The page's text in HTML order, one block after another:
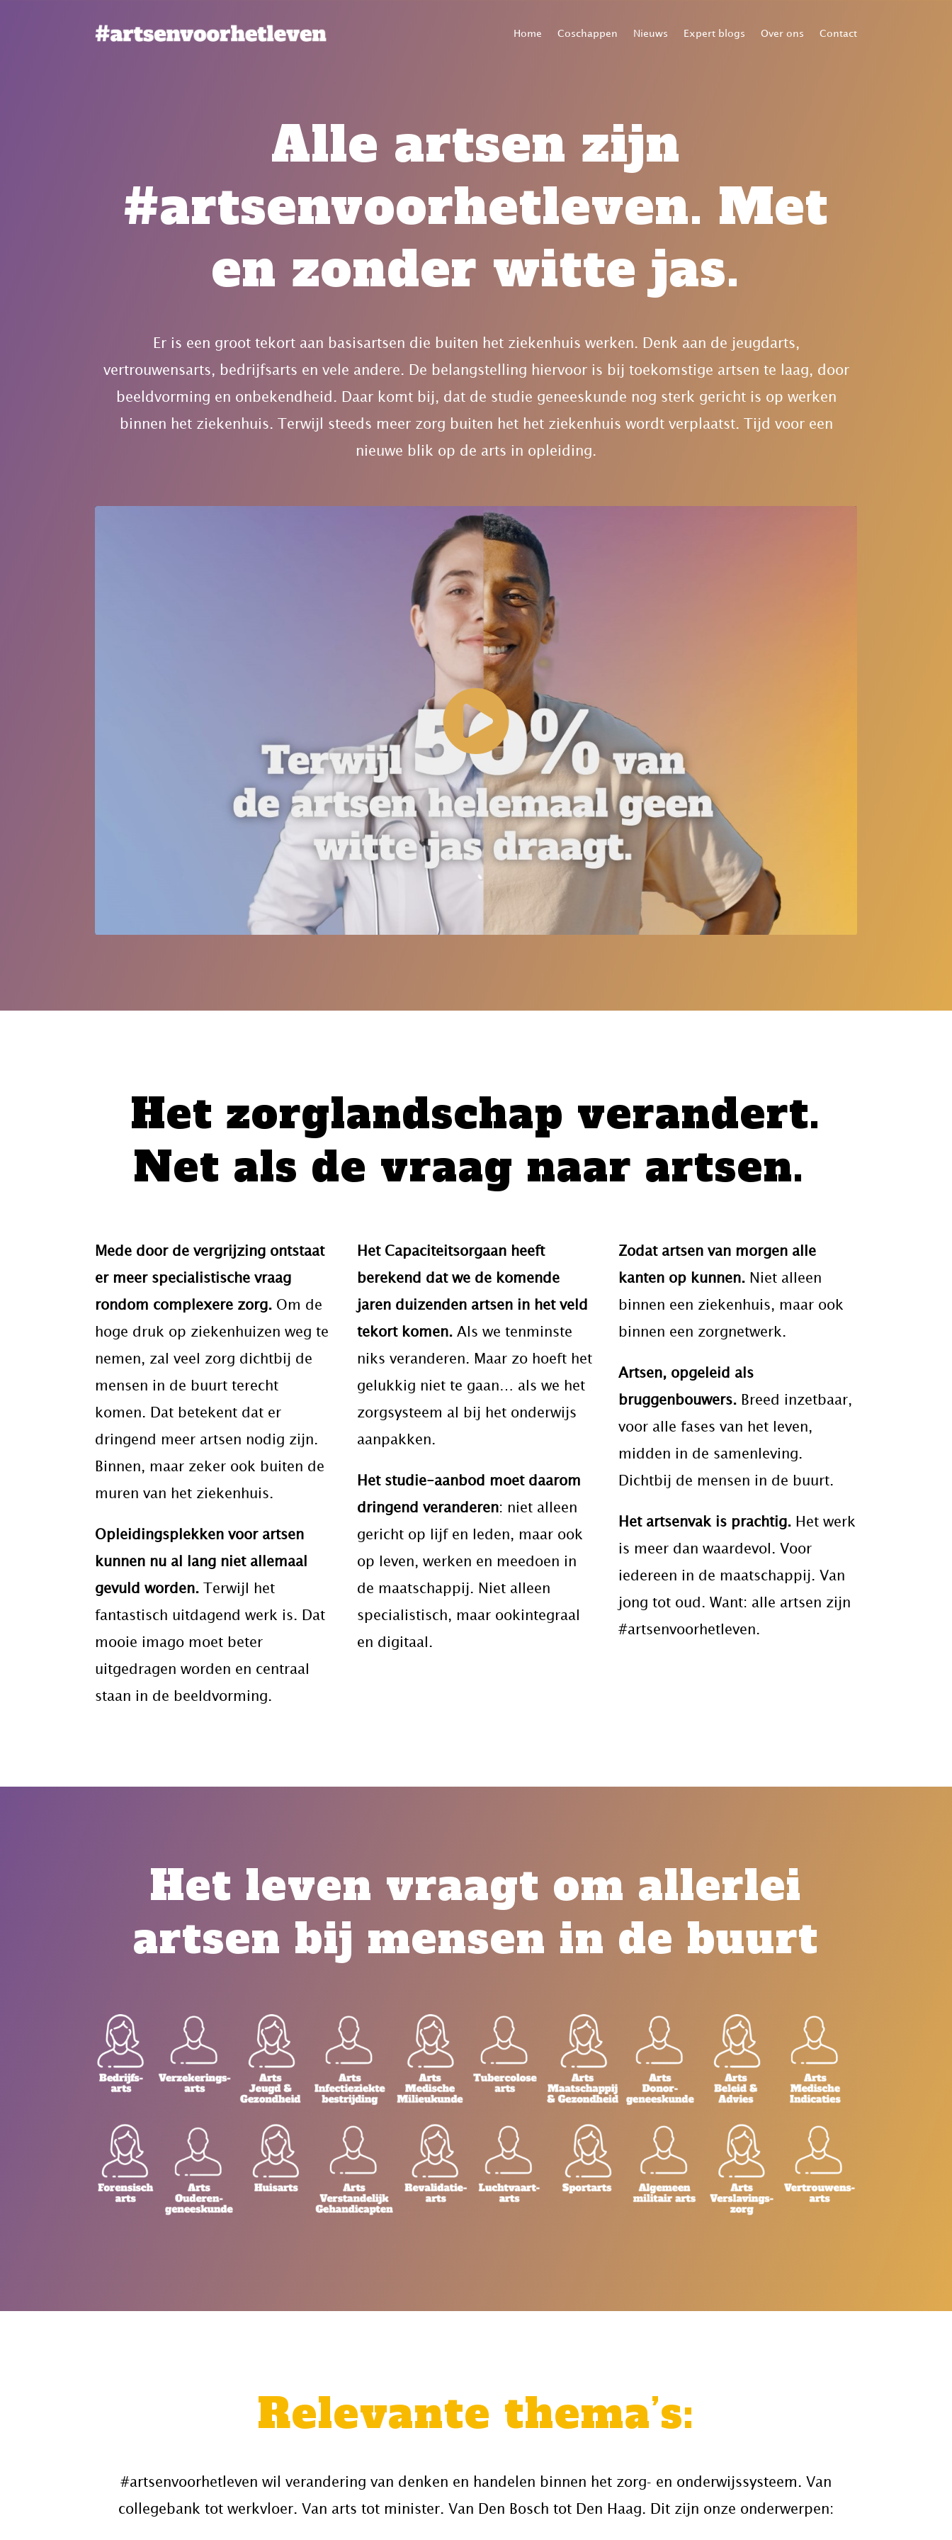
Home Coschappen Nieuws Expert blogs Over ons Contact
Alle artsen zijn
#artsenvoorhetleven. Met
en zonder witte jas.
Er is een groot tekort aan basisartsen die buiten het ziekenhuis werken. Denk aan de jeugdarts,
vertrouwensarts, bedrijfsarts en vele andere. De belangstelling hiervoor is bij toekomstige artsen te laag, door
beeldvorming en onbekendheid. Daar komt bij, dat de studie geneeskunde nog sterk gericht is op werken
binnen het ziekenhuis. Terwijl steeds meer zorg buiten het het ziekenhuis wordt verplaatst. Tijd voor een
nieuwe blik op de arts in opleiding.
Het zorglandschap verandert.
Net als de vraag naar artsen.
Mede door de vergrijzing ontstaat
er meer specialistische vraag
rondom complexere zorg. Om de
hoge druk op ziekenhuizen weg te
nemen, zal veel zorg dichtbij de
mensen in de buurt terecht
komen. Dat betekent dat er
dringend meer artsen nodig zijn.
Binnen, maar zeker ook buiten de
muren van het ziekenhuis.
Opleidingsplekken voor artsen
kunnen nu al lang niet allemaal
gevuld worden. Terwijl het
fantastisch uitdagend werk is. Dat
mooie imago moet beter
uitgedragen worden en centraal
staan in de beeldvorming.
Het Capaciteitsorgaan heeft
berekend dat we de komende
jaren duizenden artsen in het veld
tekort komen.Als we tenminste
niks veranderen. Maar zo hoeft het
gelukkig niet te gaan… als we het
zorgsysteem al bij het onderwijs
aanpakken.
Het studie-aanbod moet daarom
dringend veranderen: niet alleen
gericht op lijf en leden, maar ook
op leven, werken en meedoen in
de maatschappij. Niet alleen
specialistisch, maar ookintegraal
en digitaal .
Zodat artsen van morgen alle
kanten op kunnen.Niet alleen
binnen een ziekenhuis, maar ook
binnen een zorgnetwerk.
Artsen, opgeleid als
bruggenbouwers. Breed inzetbaar,
voor alle fases van het leven,
midden in de samenleving.
Dichtbij de mensen in de buurt.
Het artsenvak is prachtig.Het werk
is meer dan waardevol. Voor
iedereen in de maatschappij. Van
jong tot oud. Want: alle artsen zijn
#artsenvoorhetleven.
Het leven vraagt om allerlei
artsen bij mensen in de buurt
Relevante thema’s:
#artsenvoorhetleven wil verandering van denken en handelen binnen het zorg- en onderwijssysteem. Van
collegebank tot werkvloer. Van arts tot minister. Van Den Bosch tot Den Haag. Dit zijn onze onderwerpen: